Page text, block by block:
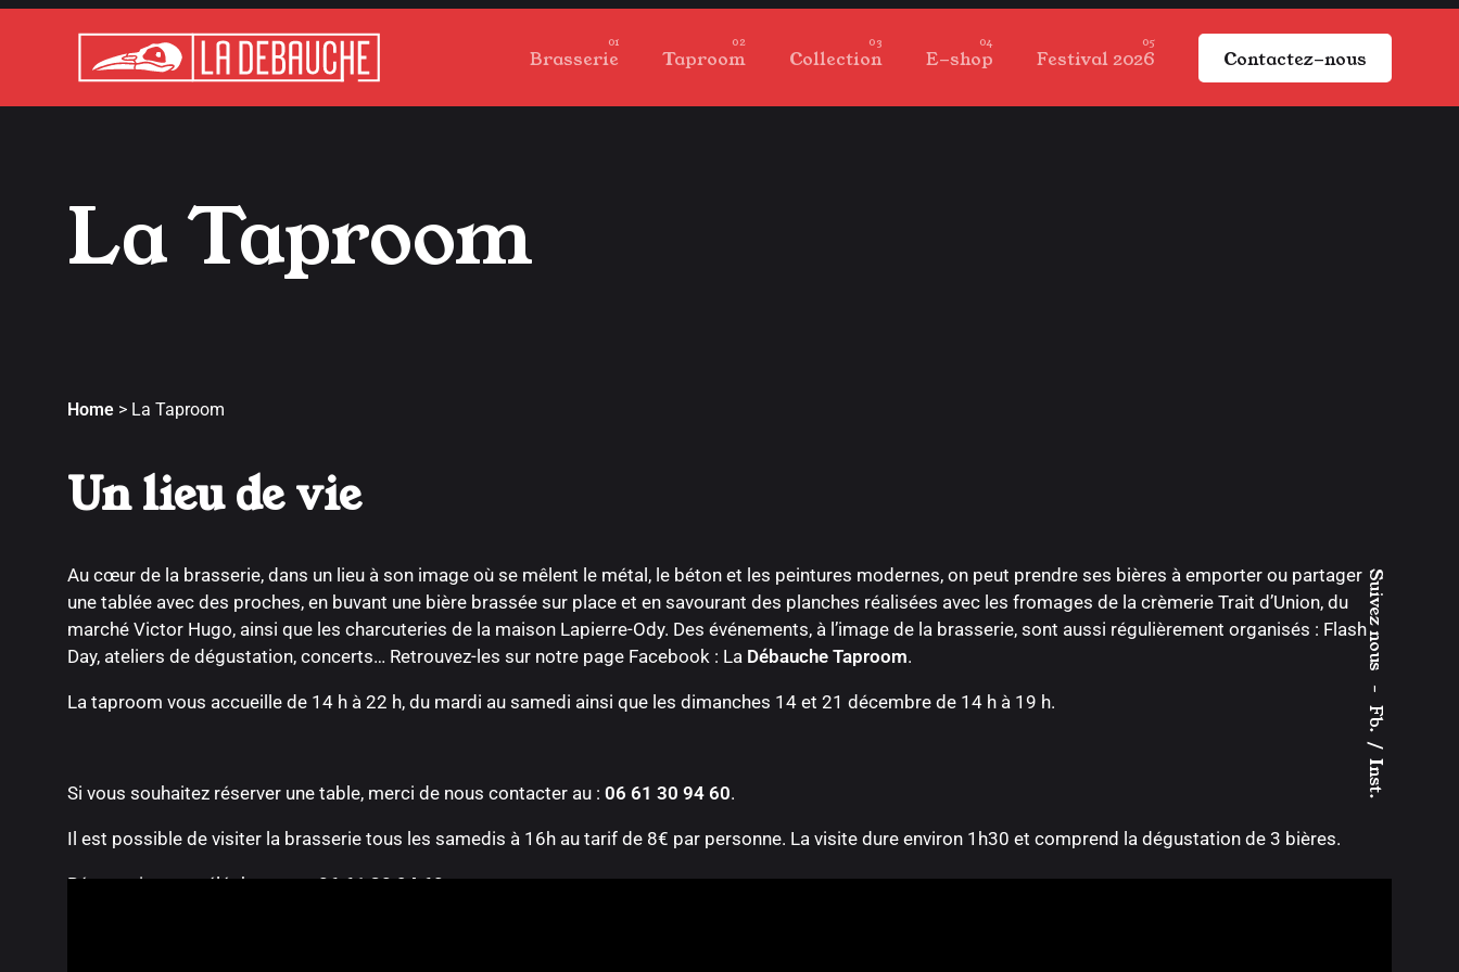
Brasserie Taproom Collection E-shop Festival 2026 Contactez-nous
Suivez nous –
Fb.
/
Inst.
La Taproom
Home > La Taproom
Un lieu de vie
Au cœur de la brasserie, dans un lieu à son image où se mêlent le métal, le béton et les peintures modernes, on peut prendre ses bières à emporter ou partager
une tablée avec des proches, en buvant une bière brassée sur place et en savourant des planches réalisées avec les fromages de la crèmerie Trait d’Union, du
marché Victor Hugo, ainsi que les charcuteries de la maison Lapierre-Ody. Des événements, à l’image de la brasserie, sont aussi régulièrement organisés : Flash
Day, ateliers de dégustation, concerts… Retrouvez-les sur notre page Facebook : La Débauche Taproom.
La taproom vous accueille de 14 h à 22 h, du mardi au samedi ainsi que les dimanches 14 et 21 décembre de 14 h à 19 h.
Si vous souhaitez réserver une table, merci de nous contacter au : 06 61 30 94 60.
Il est possible de visiter la brasserie tous les samedis à 16h au tarif de 8€ par personne. La visite dure environ 1h30 et comprend la dégustation de 3 bières.
Réservation par téléphone au :06 61 30 94 60.